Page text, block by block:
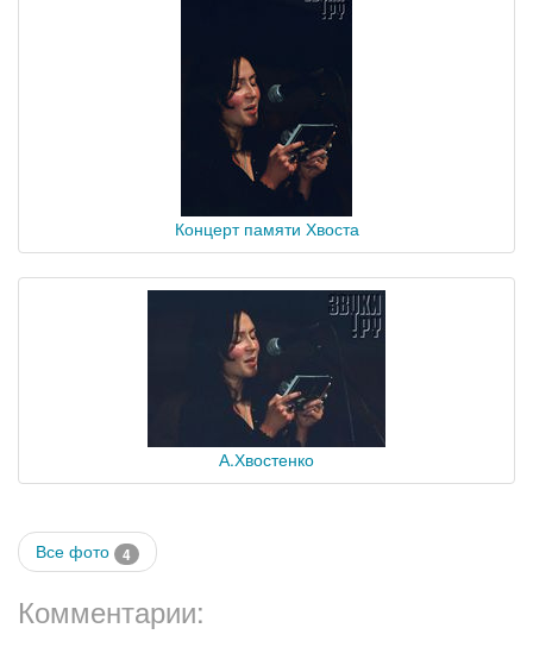
Концерт памяти Хвоста
А.Хвостенко
Все фото 4
Комментарии: